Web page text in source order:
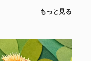
もっと見る